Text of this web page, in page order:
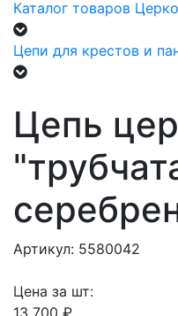
Каталог товаров
Цепи для крестов и
Цепь
Артикул: 5580042
Цена за шт:
13 700 ₽